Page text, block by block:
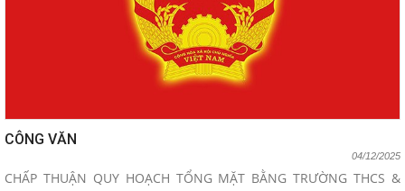
CÔNG VĂN
04/12/2025
CHẤP THUẬN QUY HOẠCH TỔNG MẶT BẰNG TRƯỜNG THCS &